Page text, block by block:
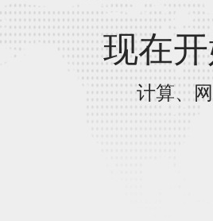
现在
计算、